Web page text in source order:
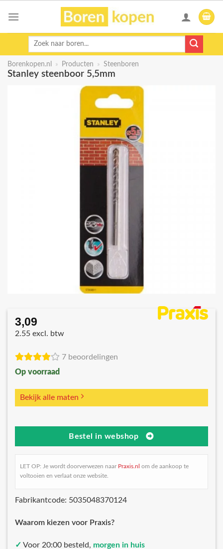
Zoeken
Borenkopen.nl » Producten » Steenboren
Stanley steenboor 5,5mm
3,09
2.55 excl. btw
7 beoordelingen
Op voorraad
Bekijk alle maten
Bestel in webshop
LET OP: Je wordt doorverwezen naar Praxis.nl om de aankoop te
voltooien en verlaat onze website.
Fabrikantcode: 5035048370124
Waarom kiezen voor Praxis?
✓ Voor 20:00 besteld, morgen in huis